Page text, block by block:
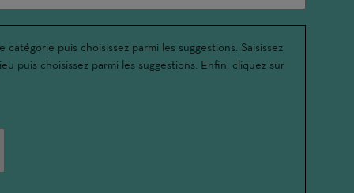
catégorie puis choisissez parmi les suggestions. Saisissez
puis choisissez parmi les suggestions. Enfin, cliquez sur